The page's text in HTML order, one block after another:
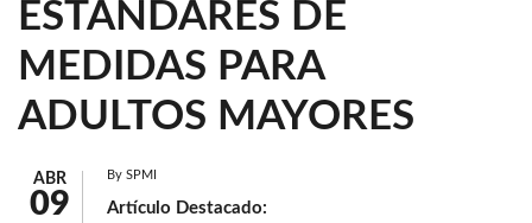
ESTÁNDARES DE
MEDIDAS PARA
ADULTOS MAYORES
ABR
09
By SPMI
Artículo Destacado: